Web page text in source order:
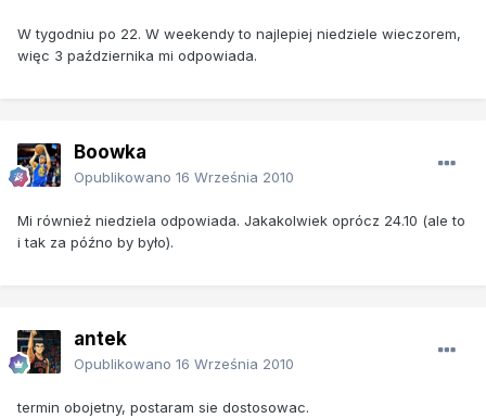
W tygodniu po 22. W weekendy to najlepiej niedziele wieczorem,
więc 3 października mi odpowiada.
Boowka
Opublikowano 16 Września 2010
Mi również niedziela odpowiada. Jakakolwiek oprócz 24.10 (ale to
i tak za późno by było).
antek
Opublikowano 16 Września 2010
termin obojetny, postaram sie dostosowac.